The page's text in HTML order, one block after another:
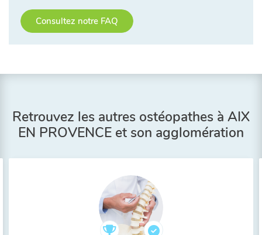
Consultez notre FAQ
Retrouvez les autres ostéopathes à AIX
EN PROVENCE et son agglomération